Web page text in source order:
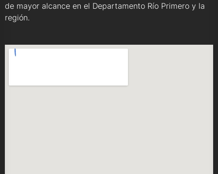
de mayor alcance en el Departamento Río Primero y la
región.